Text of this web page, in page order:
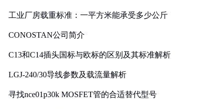
工业厂房载重标准：一平方米能承受多少公斤
CONOSTAN公司简介
C13和C14插头国标与欧标的区别及其标准解析
LGJ-240/30导线参数及载流量解析
寻找nce01p30k MOSFET管的合适替代型号